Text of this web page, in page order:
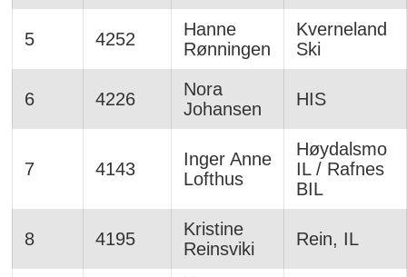
5 4252
Hanne
Rønningen
Kverneland
Ski
6 4226
Nora
Johansen
HIS
7 4143
Inger Anne
Lofthus
Høydalsmo
IL / Rafnes
BIL
8 4195
Kristine
Reinsviki
Rein, IL